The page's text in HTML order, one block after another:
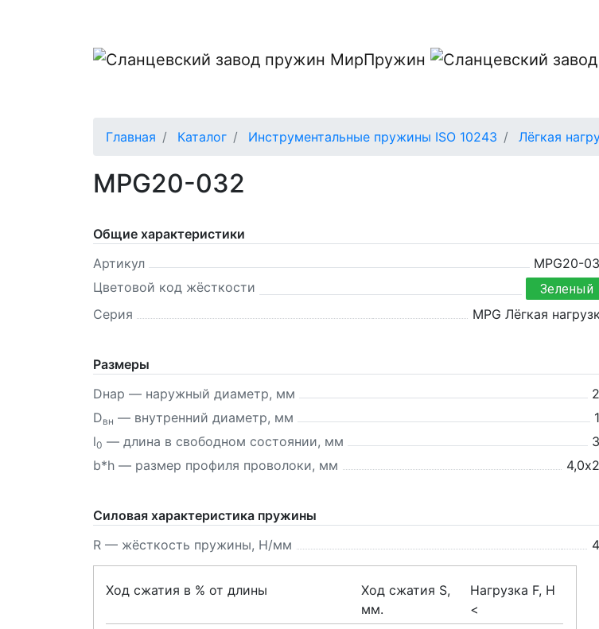
Главная Каталог Инструментальные пружины ISO 10243 Лёгкая
MPG20-032
Общие характеристики
Артикул
MPG20-
Цветовой код жёсткости
Зеленый
Серия MPG Лёгкая
Размеры
Dнар — наружный диаметр, мм
Dвн — внутренний диаметр, мм
l0 — длина в свободном состоянии, мм
b*h — размер профиля проволоки, мм
Силовая характеристика пружины
R — жёсткость пружины, Н/мм
Ход сжатия в % от длины
Ход сжатия S,
мм.
Нагрузка F, H
<